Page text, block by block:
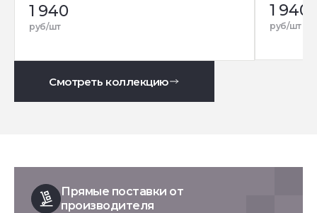
1 940
руб/шт
1 940
руб/шт
Смотреть коллекцию
Прямые поставки от
производителя